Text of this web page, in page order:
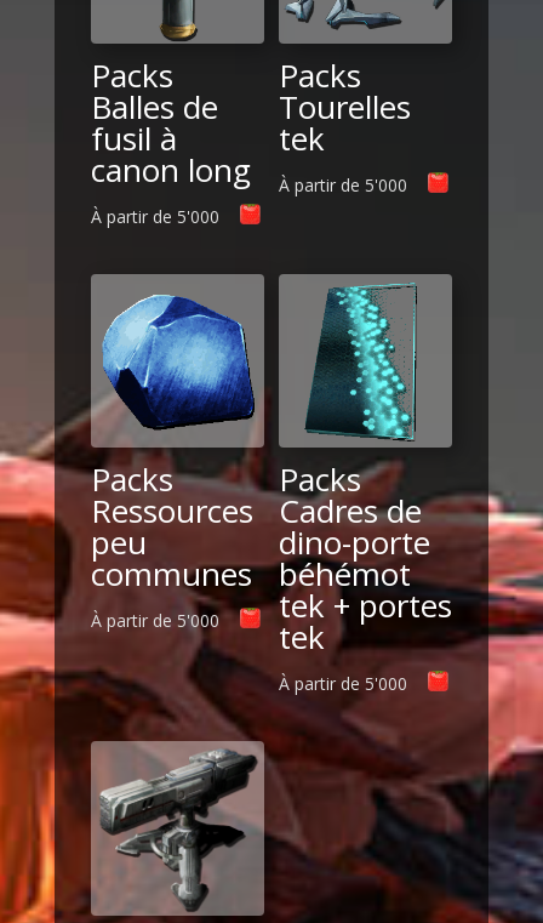
Packs
Balles de
fusil à
canon long
À partir de 5'000
Packs
Tourelles
tek
À partir de 5'000
Packs
Ressources
peu
communes
À partir de 5'000
Packs
Cadres de
dino-porte
béhémot
tek + portes
tek
À partir de 5'000